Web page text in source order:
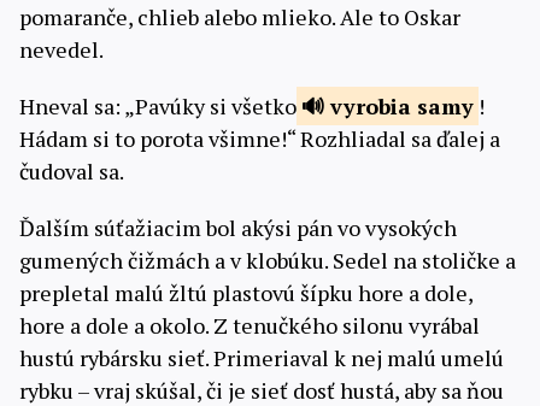
pomaranče, chlieb alebo mlieko. Ale to Oskar
nevedel.
Hneval sa: „Pavúky si všetko
vyrobia samy !
Hádam si to porota všimne!“ Rozhliadal sa ďalej a
čudoval sa.
Ďalším súťažiacim bol akýsi pán vo vysokých
gumených čižmách a v klobúku. Sedel na stoličke a
prepletal malú žltú plastovú šípku hore a dole,
hore a dole a okolo. Z tenučkého silonu vyrábal
hustú rybársku sieť. Primeriaval k nej malú umelú
rybku – vraj skúšal, či je sieť dosť hustá, aby sa ňou